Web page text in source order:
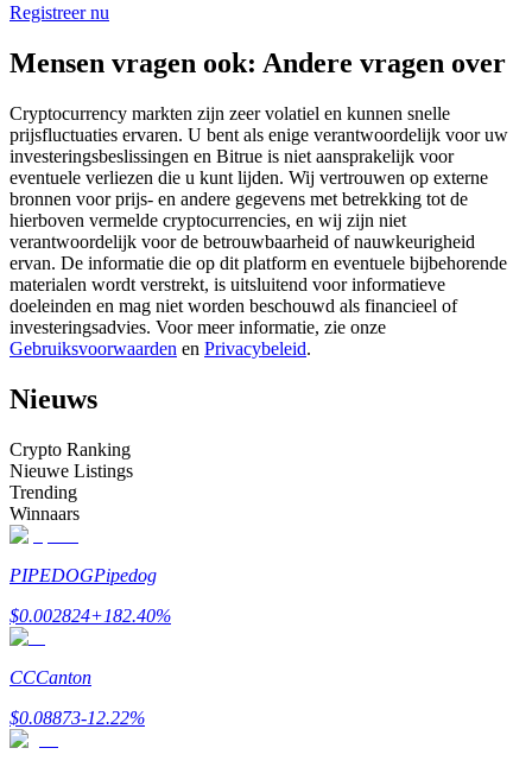
Word een Copy Trader
Informatie
Registreer nu
Mensen vragen ook: Andere vragen over
Cryptocurrency markten zijn zeer volatiel en kunnen snelle
prijsfluctuaties ervaren. U bent als enige verantwoordelijk voor uw
investeringsbeslissingen en Bitrue is niet aansprakelijk voor
eventuele verliezen die u kunt lijden. Wij vertrouwen op externe
bronnen voor prijs- en andere gegevens met betrekking tot de
hierboven vermelde cryptocurrencies, en wij zijn niet
verantwoordelijk voor de betrouwbaarheid of nauwkeurigheid
ervan. De informatie die op dit platform en eventuele bijbehorende
materialen wordt verstrekt, is uitsluitend voor informatieve
doeleinden en mag niet worden beschouwd als financieel of
investeringsadvies. Voor meer informatie, zie onze
Gebruiksvoorwaarden en Privacybeleid.
Nieuws
Crypto Ranking
Nieuwe Listings
Trending
Winnaars
PIPEDOGPipedog
$0.002824+182.40%
CCCanton
$0.08873-12.22%